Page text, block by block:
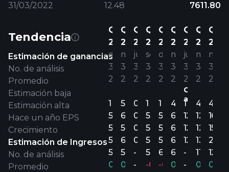
31/03/2022
12.48 7611.80
Tendencia
Estimación de ganancias
No. de análisis
Promedio
Estimación baja
Estimación alta
Hace un año EPS
Crecimiento
Estimación de Ingresos
No. de análisis
Promedio
Q3
25
dic
31’
24
1
54.00
54.00
54.00
52.52
0.03%
Q4
25
mar
31’
25
5
61.08
56.58
63.15
53.35
0.14%
Q1
26
jun
30’
25
0
0
0
0
-
-
Q2
26
sep
30’
25
1
52.60
52.60
52.60
57.65
-0.09%
Q3
26
dic
31’
25
1
56.40
56.40
56.40
65.85
-0.14%
Q4
26
mar
31’
26
4
68.79
68.17
69.75
60.45
0.14%
Q1
27
jun
30’
26
Cuarto
anterior.
1
12.30
12.30
12.30
-
-
Q4
27
mar
31’
27
4
12.99
12.67
13.49
11.30
0.15%
Q4
28
mar
31’
28
4
16.96
15.53
20.12
12.99